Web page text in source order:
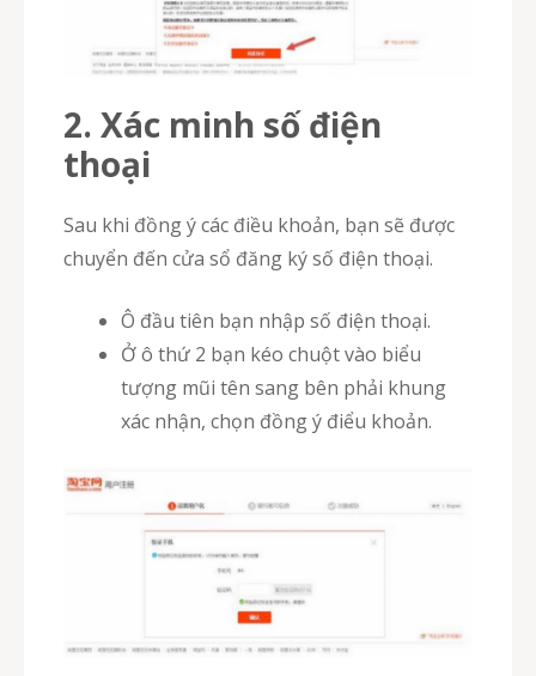
2. Xác minh số điện
thoại
Sau khi đồng ý các điều khoản, bạn sẽ được
chuyển đến cửa sổ đăng ký số điện thoại.
Ô đầu tiên bạn nhập số điện thoại.
Ở ô thứ 2 bạn kéo chuột vào biểu
tượng mũi tên sang bên phải khung
xác nhận, chọn đồng ý điểu khoản.